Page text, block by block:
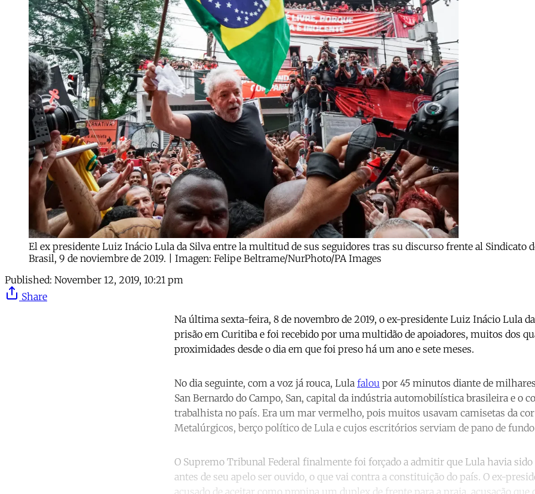
El ex presidente Luiz Inácio Lula da Silva entre la multitud de sus seguidores tras su discurso frente al Sindicato
Brasil, 9 de noviembre de 2019. | Imagen: Felipe Beltrame/NurPhoto/PA Images
Published: November 12, 2019, 10:21 pm
Share
Na última sexta-feira, 8 de novembro de 2019, o ex-presidente Luiz Inácio Lula
prisão em Curitiba e foi recebido por uma multidão de apoiadores, muitos dos
proximidades desde o dia em que foi preso há um ano e sete meses.
No dia seguinte, com a voz já rouca, Lula falou por 45 minutos diante de
San Bernardo do Campo, San, capital da indústria automobilística brasileira e o
trabalhista no país. Era um mar vermelho, pois muitos usavam camisetas da
Metalúrgicos, berço político de Lula e cujos escritórios serviam de pano de
O Supremo Tribunal Federal finalmente foi forçado a admitir que Lula havia
antes de seu apelo ser ouvido, o que vai contra a constituição do país. O ex-